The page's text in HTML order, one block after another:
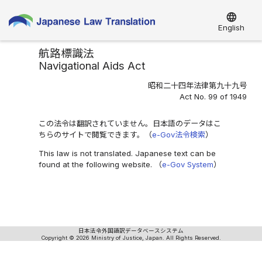
language
English
航路標識法
Navigational Aids Act
昭和二十四年法律第九十九号
Act No. 99 of 1949
この法令は翻訳されていません。日本語のデータはこ
ちらのサイトで閲覧できます。（e-Gov法令検索）
This law is not translated. Japanese text can be
found at the following website. （e-Gov System）
日本法令外国語訳データベースシステム
Copyright © 2026 Ministry of Justice, Japan. All Rights Reserved.